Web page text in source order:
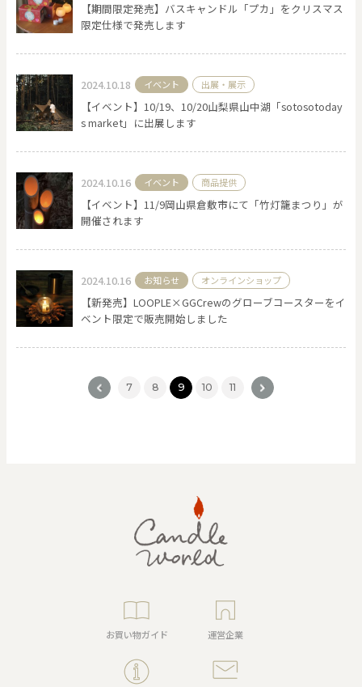
【期間限定発売】バスキャンドル「プカ」をクリスマス
限定仕様で発売します
2024.10.18 イベント 出展・展示
【イベント】10/19、10/20山梨県山中湖「sotosotoday
s market」に出展します
2024.10.16 イベント 商品提供
【イベント】11/9岡山県倉敷市にて「竹灯籠まつり」が
開催されます
2024.10.16 お知らせ オンラインショップ
【新発売】LOOPLE×GGCrewのグローブコースターをイ
ベント限定で販売開始しました
< 7 8 9 10 11 >
お買い物ガイド 運営企業